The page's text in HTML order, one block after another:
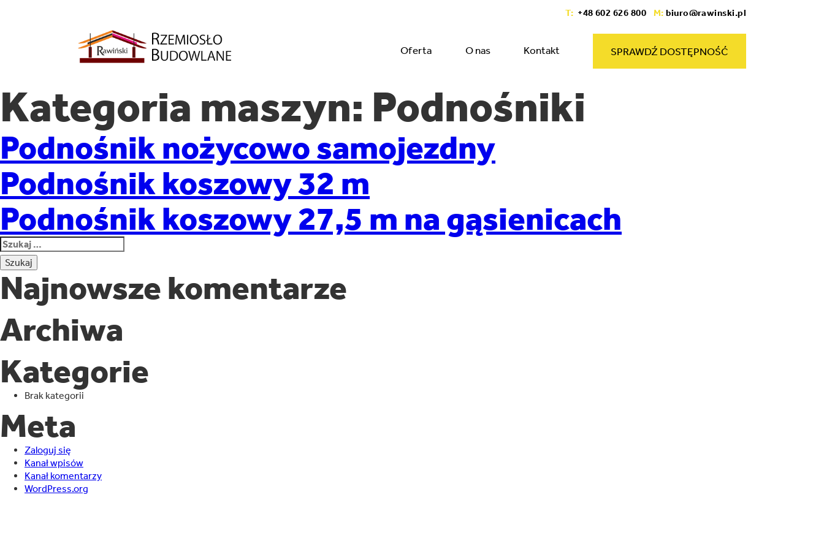
T: +48 602 626 800 M: biuro@rawinski.pl
Oferta O nas Kontakt SPRAWDŹ DOSTĘPNOŚĆ
Kategoria maszyn: Podnośniki
Podnośnik nożycowo samojezdny
Podnośnik koszowy 32 m
Podnośnik koszowy 27,5 m na gąsienicach
Szukaj:
Najnowsze komentarze
Archiwa
Kategorie
Brak kategorii
Meta
Zaloguj się
Kanał wpisów
Kanał komentarzy
WordPress.org